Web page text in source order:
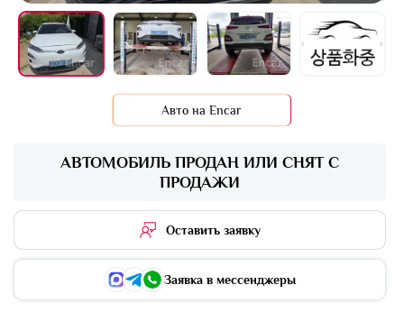
АВТОМОБИЛЬ ПРОДАН ИЛИ СНЯТ С
ПРОДАЖИ
Оставить заявку
Заявка в мессенджеры
Авто на Encar